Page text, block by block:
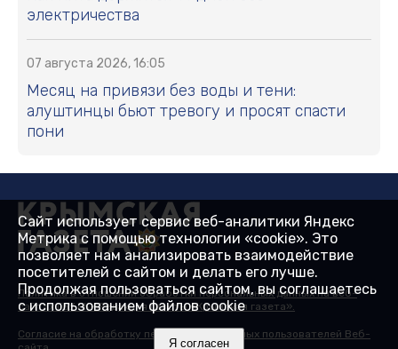
электричества
07 августа 2026, 16:05
Месяц на привязи без воды и тени:
алуштинцы бьют тревогу и просят спасти
пони
Политика в отношении обработки персональных данных на веб-
сайтах ГБУ РК «Редакция газеты «Крымская газета».
Согласие на обработку персональных данных пользователей Веб-
Сайт использует сервис веб-аналитики Яндекс
Метрика с помощью технологии «cookie». Это
позволяет нам анализировать взаимодействие
посетителей с сайтом и делать его лучше.
Продолжая пользоваться сайтом, вы соглашаетесь
с использованием файлов cookie
Я согласен